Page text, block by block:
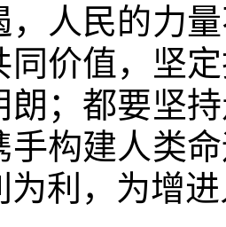
，人民的力
同价值，坚
朗；都要坚
手构建人类
为利，为增